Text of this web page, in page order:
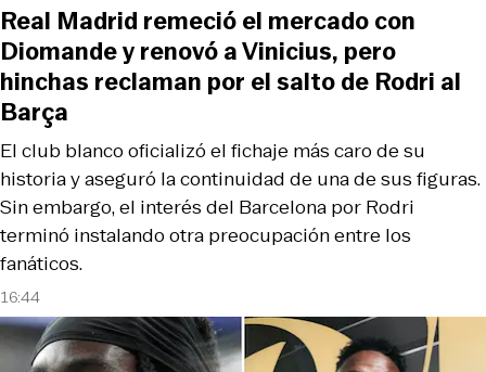
16:44
El club blanco oficializó el fichaje más caro de su
historia y aseguró la continuidad de una de sus figuras.
Sin embargo, el interés del Barcelona por Rodri
terminó instalando otra preocupación entre los
fanáticos.
Real Madrid remeció el mercado con
Diomande y renovó a Vinicius, pero
hinchas reclaman por el salto de Rodri al
Barça